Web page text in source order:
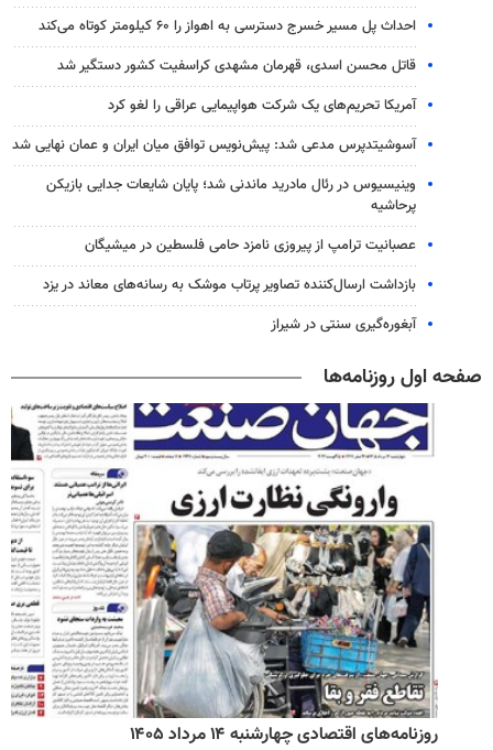
احداث پل مسیر خسرج دسترسی به اهواز را ۶۰ کیلومتر کوتاه می‌کند
قاتل محسن اسدی، قهرمان مشهدی کراسفیت کشور دستگیر شد
آمریکا تحریم‌های یک شرکت هواپیمایی عراقی را لغو کرد
آسوشیتدپرس مدعی شد: پیش‌نویس توافق میان ایران و عمان نهایی شد
وینیسیوس در رئال مادرید ماندنی شد؛ پایان شایعات جدایی بازیکن
پرحاشیه
عصبانیت ترامپ از پیروزی نامزد حامی فلسطین در میشیگان
بازداشت ارسال‌کننده تصاویر پرتاب موشک به رسانه‌های معاند در یزد
آبغوره‌گیری سنتی در شیراز
صفحه اول روزنامه‌ها
روزنامه‌های اقتصادی چهارشنبه ۱۴ مرداد ۱۴۰۵